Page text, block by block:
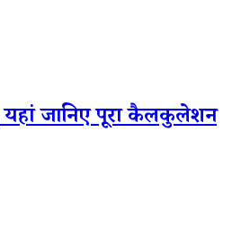
जानिए पूरा कैलकुलेशन